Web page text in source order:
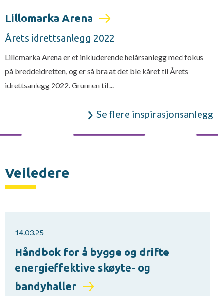
Lillomarka Arena
Årets idrettsanlegg 2022
Lillomarka Arena er et inkluderende helårsanlegg med fokus
på breddeidretten, og er så bra at det ble kåret til Årets
idrettsanlegg 2022. Grunnen til ...
Se flere inspirasjonsanlegg
Veiledere
14.03.25
Håndbok for å bygge og drifte
energieffektive skøyte- og
bandyhaller